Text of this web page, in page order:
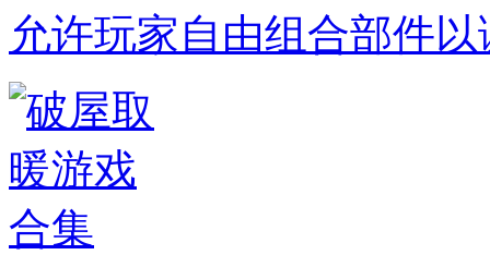
允许玩家自由组合部件